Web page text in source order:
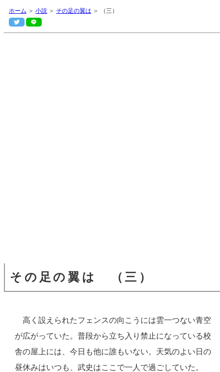
ホーム ＞ 小説 ＞ その足の翼は ＞ （三）
その足の翼は （三）
高く設えられたフェンスの向こうには雲一つない青空
が広がっていた。普段から立ち入り禁止になっている校
舎の屋上には、今日も他に誰もいない。天気のよい日の
昼休みはいつも、武史はここで一人で過ごしていた。